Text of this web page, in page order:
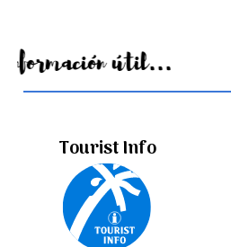
Información útil...
Tourist Info